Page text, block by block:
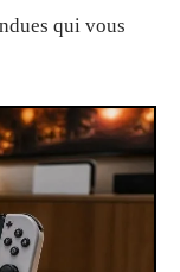
qui vous